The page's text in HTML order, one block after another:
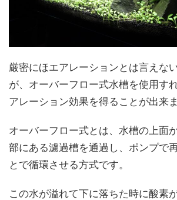
厳密にほエアレーションとは言えな
が、オーバーフロー式水槽を使用す
アレーション効果を得ることが出来ま
オーバーフロー式とは、水槽の上面
部にある濾過槽を通過し、ポンプで
とで循環させる方式です。
この水が溢れて下に落ちた時に酸素